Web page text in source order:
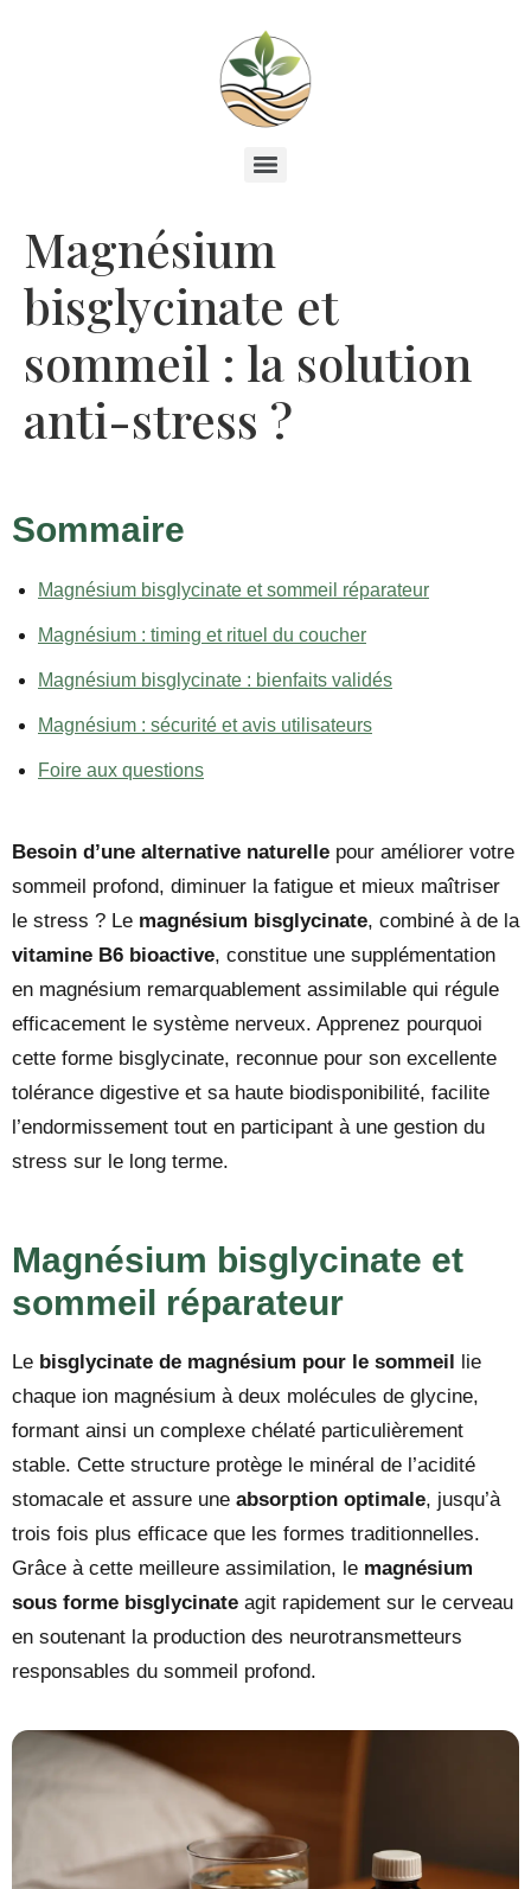
Magnésium
bisglycinate et
sommeil : la solution
anti-stress ?
Sommaire
Magnésium bisglycinate et sommeil réparateur
Magnésium : timing et rituel du coucher
Magnésium bisglycinate : bienfaits validés
Magnésium : sécurité et avis utilisateurs
Foire aux questions
Besoin d’une alternative naturelle pour améliorer votre
sommeil profond, diminuer la fatigue et mieux maîtriser
le stress ? Le magnésium bisglycinate, combiné à de la
vitamine B6 bioactive, constitue une supplémentation
en magnésium remarquablement assimilable qui régule
efficacement le système nerveux. Apprenez pourquoi
cette forme bisglycinate, reconnue pour son excellente
tolérance digestive et sa haute biodisponibilité, facilite
l’endormissement tout en participant à une gestion du
stress sur le long terme.
Magnésium bisglycinate et
sommeil réparateur
Le bisglycinate de magnésium pour le sommeil lie
chaque ion magnésium à deux molécules de glycine,
formant ainsi un complexe chélaté particulièrement
stable. Cette structure protège le minéral de l’acidité
stomacale et assure une absorption optimale, jusqu’à
trois fois plus efficace que les formes traditionnelles.
Grâce à cette meilleure assimilation, le magnésium
sous forme bisglycinate agit rapidement sur le cerveau
en soutenant la production des neurotransmetteurs
responsables du sommeil profond.